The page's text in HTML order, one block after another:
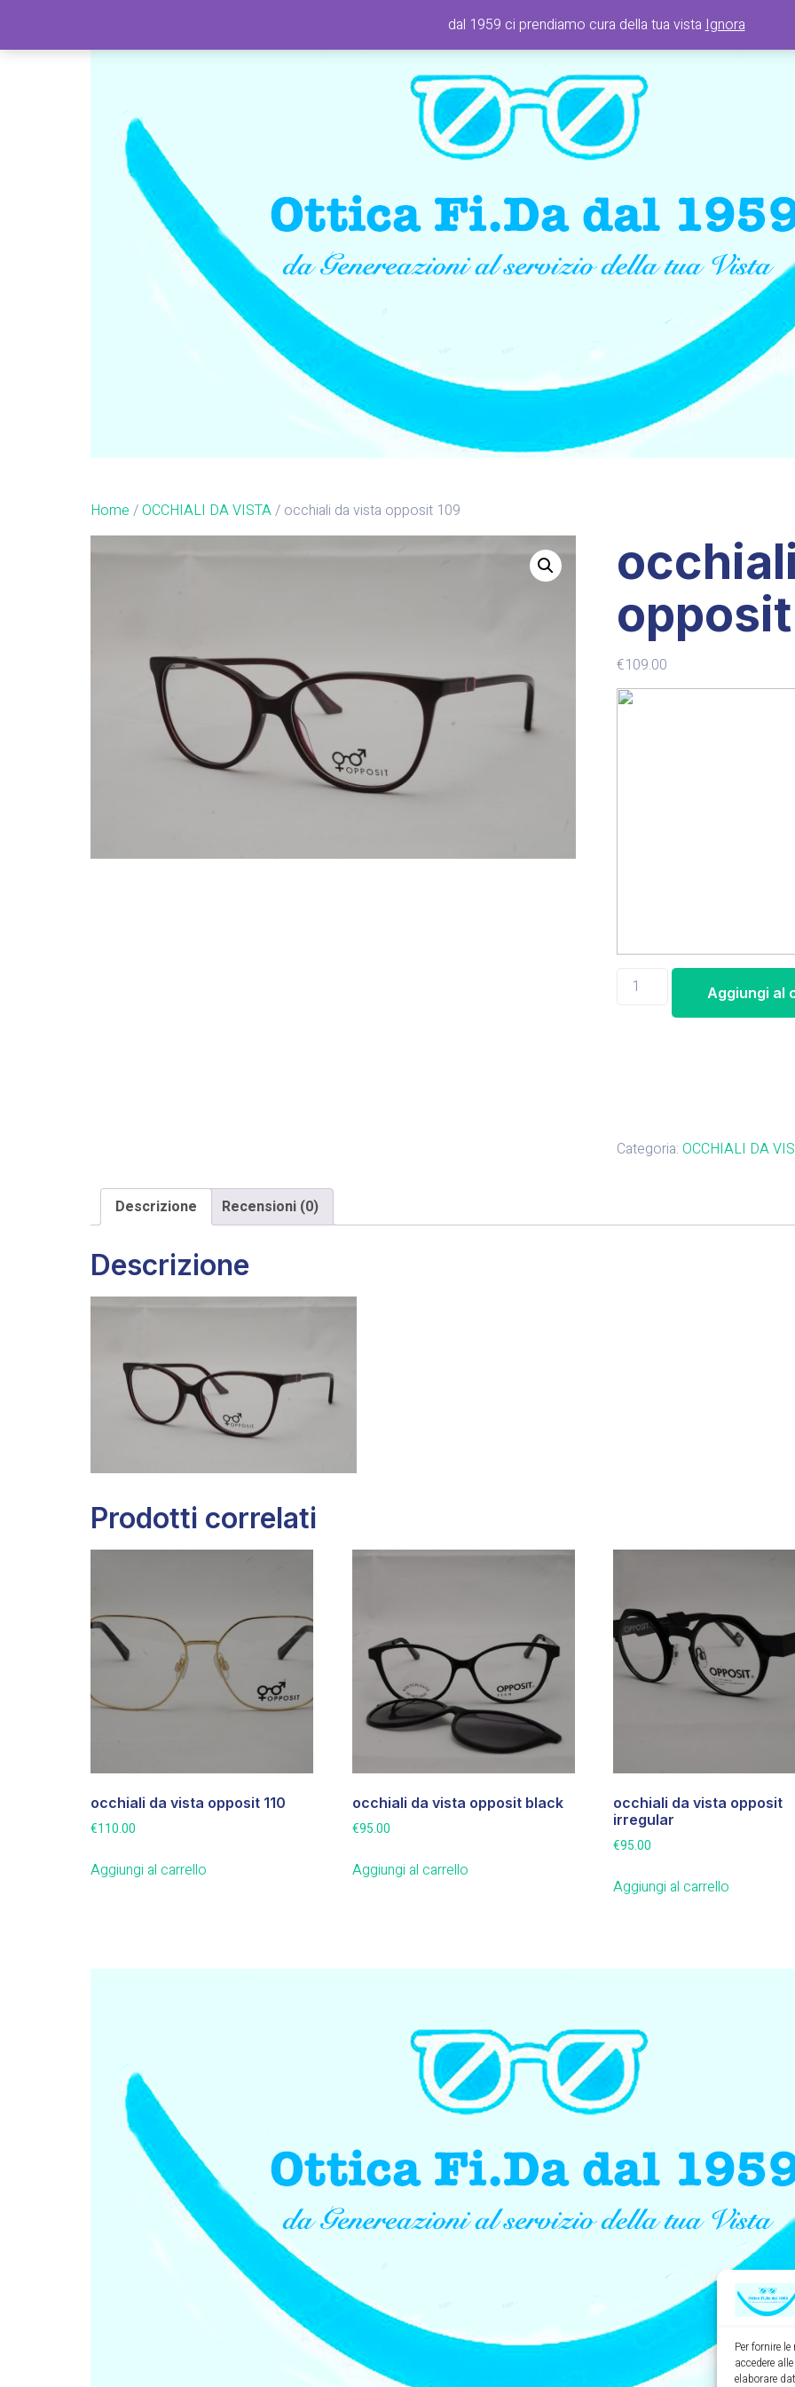
Per fornire
accedere
elaborare
Home /OCCHIALI DA VISTA/ occhiali da vista opposit 109
€109.00
Aggiungi al
Categoria: OCCHIALI DA
Descrizione Recensioni (0)
Descrizione
Prodotti correlati
occhiali da vista opposit 110
€110.00
Aggiungi al carrello
occhiali da vista opposit black
€95.00
Aggiungi al carrello
occhiali da vista opposit
irregular
€95.00
Aggiungi al carrello
dal 1959 ci prendiamo cura della tua vistaIgnora